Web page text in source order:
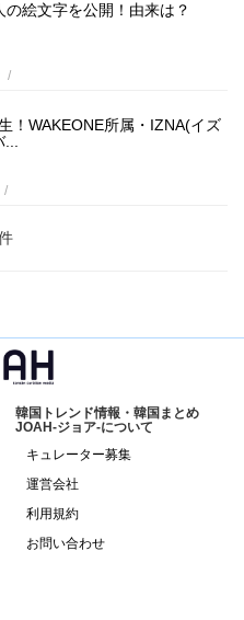
の絵文字を公開！由来は？
！WAKEONE所属・IZNA(イズ
韓国トレンド情報・韓国まとめ
JOAH-ジョア-について
キュレーター募集
運営会社
利用規約
お問い合わせ